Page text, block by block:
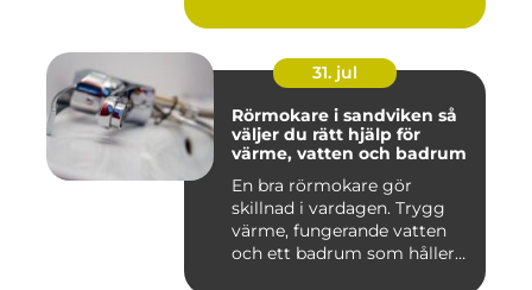
31. jul
Rörmokare i sandviken så
väljer du rätt hjälp för
värme, vatten och badrum
En bra rörmokare gör
skillnad i vardagen. Trygg
värme, fungerande vatten
och ett badrum som håller